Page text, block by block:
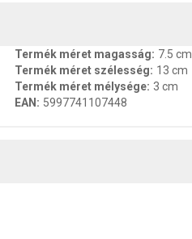
Termék méret magasság: 7.5 cm
Termék méret szélesség: 13 cm
Termék méret mélysége: 3 cm
EAN : 5997741107448